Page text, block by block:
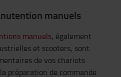
manuels
manuels, également
et scooters, sont
de vos chariots
préparation de commande